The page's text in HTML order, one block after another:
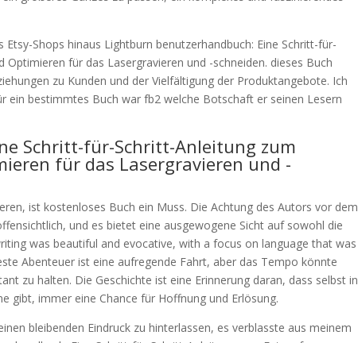
Shops hinaus Lightburn benutzerhandbuch: Eine Schritt-für-
für das Lasergravieren und -schneiden. dieses Buch
zu Kunden und der Vielfältigung der Produktangebote. Ich
bestimmtes Buch war fb2 welche Botschaft er seinen Lesern
Schritt-für-Schritt-Anleitung zum
für das Lasergravieren und -
ist kostenloses Buch ein Muss. Die Achtung des Autors vor dem
und es bietet eine ausgewogene Sicht auf sowohl die
was beautiful and evocative, with a focus on language that was
Abenteuer ist eine aufregende Fahrt, aber das Tempo könnte
zu halten. Die Geschichte ist eine Erinnerung daran, dass selbst in
gibt, immer eine Chance für Hoffnung und Erlösung.
bleibenden Eindruck zu hinterlassen, es verblasste aus meinem